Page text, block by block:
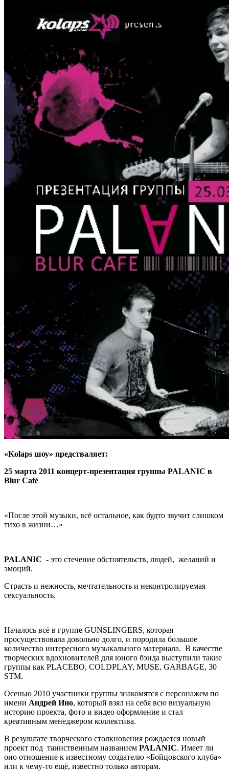
«Kolaps шоу» предстваляет:
25 марта 2011 концерт-презентация группы PALANIC в
Blur Café
«После этой музыки, всё остальное, как будто звучит слишком
тихо в жизни…»
PALANIC - это стечение обстоятельств, людей, желаний и
эмоций.
Страсть и нежность, мечтательность и неконтролируемая
сексуальность.
Началось всё в группе GUNSLINGERS, которая
просуществовала довольно долго, и породила большое
количество интересного музыкального материала. В качестве
творческих вдохновителей для юного бэнда выступили такие
группы как PLACEBO, COLDPLAY, MUSE, GARBAGE, 30
STM.
Осенью 2010 участники группы знакомятся с персонажем по
имени Андрей Ино, который взял на себя всю визуальную
историю проекта, фото и видео оформление и стал
креативным менеджером коллектива.
В результате творческого столкновения рождается новый
проект под таинственным названием PALANIC. Имеет ли
оно отношение к известному создателю «Бойцовского клуба»
или к чему-то ещё, известно только авторам.